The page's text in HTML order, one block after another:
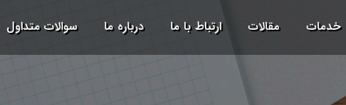
سوالات متداول درباره ما ارتباط با ما مقالات خدمات